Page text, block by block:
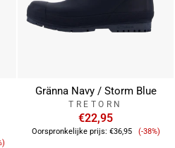
Gränna Navy / Storm Blue
TRETORN
€22,95
Oorspronkelijke prijs: €36,95 (-38%)